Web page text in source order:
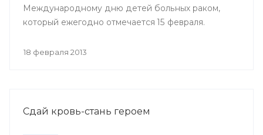
Международному дню детей больных раком,
который ежегодно отмечается 15 февраля.
18 февраля 2013
Сдай кровь-стань героем